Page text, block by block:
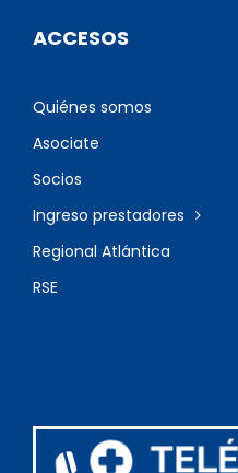
ACCESOS
Quiénes somos
Asociate
Socios
Ingreso prestadores
Regional Atlántica
RSE